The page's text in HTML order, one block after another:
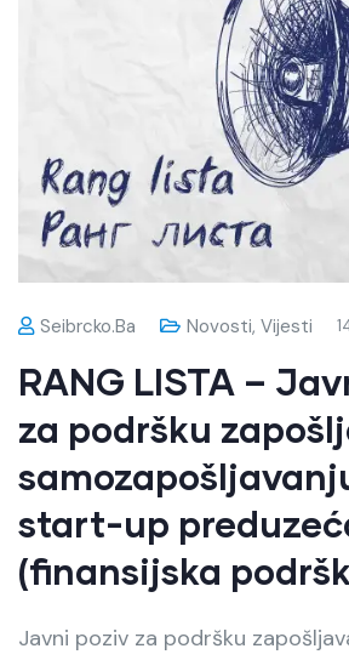
Seibrcko.ba Novosti, Vijesti
RANG LISTA –
za podršku
start-up
(finansijska
Javni poziv za podršku